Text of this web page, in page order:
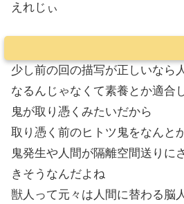
えれじぃ
少し前の回の描写が正しいなら
なるんじゃなくて素養とか適合
鬼が取り憑くみたいだから
取り憑く前のヒトツ鬼をなんと
鬼発生や人間が隔離空間送りに
きそうなんだよね
獣人って元々は人間に替わる脳